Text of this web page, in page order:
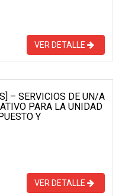
VER DETALLE
– SERVICIOS DE UN/A
PARA LA UNIDAD
Y
VER DETALLE